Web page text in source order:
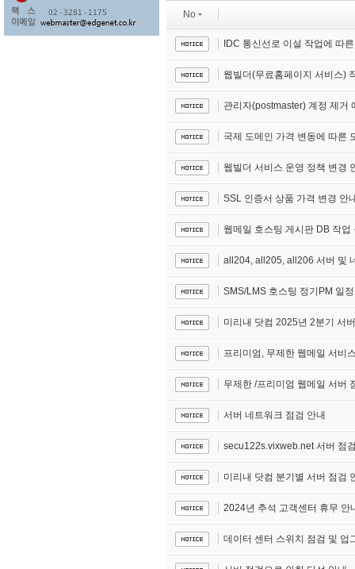
No
IDC 통신선로 이설 작업에 따
웹빌더(무료홈페이지 서비스)
관리자(postmaster) 계정 제거
국제 도메인 가격 변동에 따른
웹빌더 서비스 운영 정책 변경
SSL 인증서 상품 가격 변경 안
웹메일 호스팅 게시판 DB 작업
all204, all205, all206 서버 및
SMS/LMS 호스팅 정기PM 일
미리내 닷컴 2025년 2분기 서
프리미엄, 무제한 웹메일 서비
무제한 /프리미엄 웹메일 서버
서버 네트워크 점검 안내
secu122s.vixweb.net 서버 점
미리내 닷컴 분기별 서버 점검
2024년 추석 고객센터 휴무 안
데이터 센터 스위치 점검 및 업